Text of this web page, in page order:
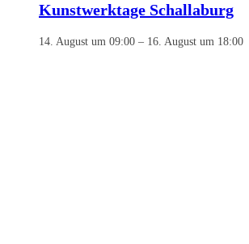
Kunstwerktage Schallaburg
14. August um 09:00 – 16. August um 18:00